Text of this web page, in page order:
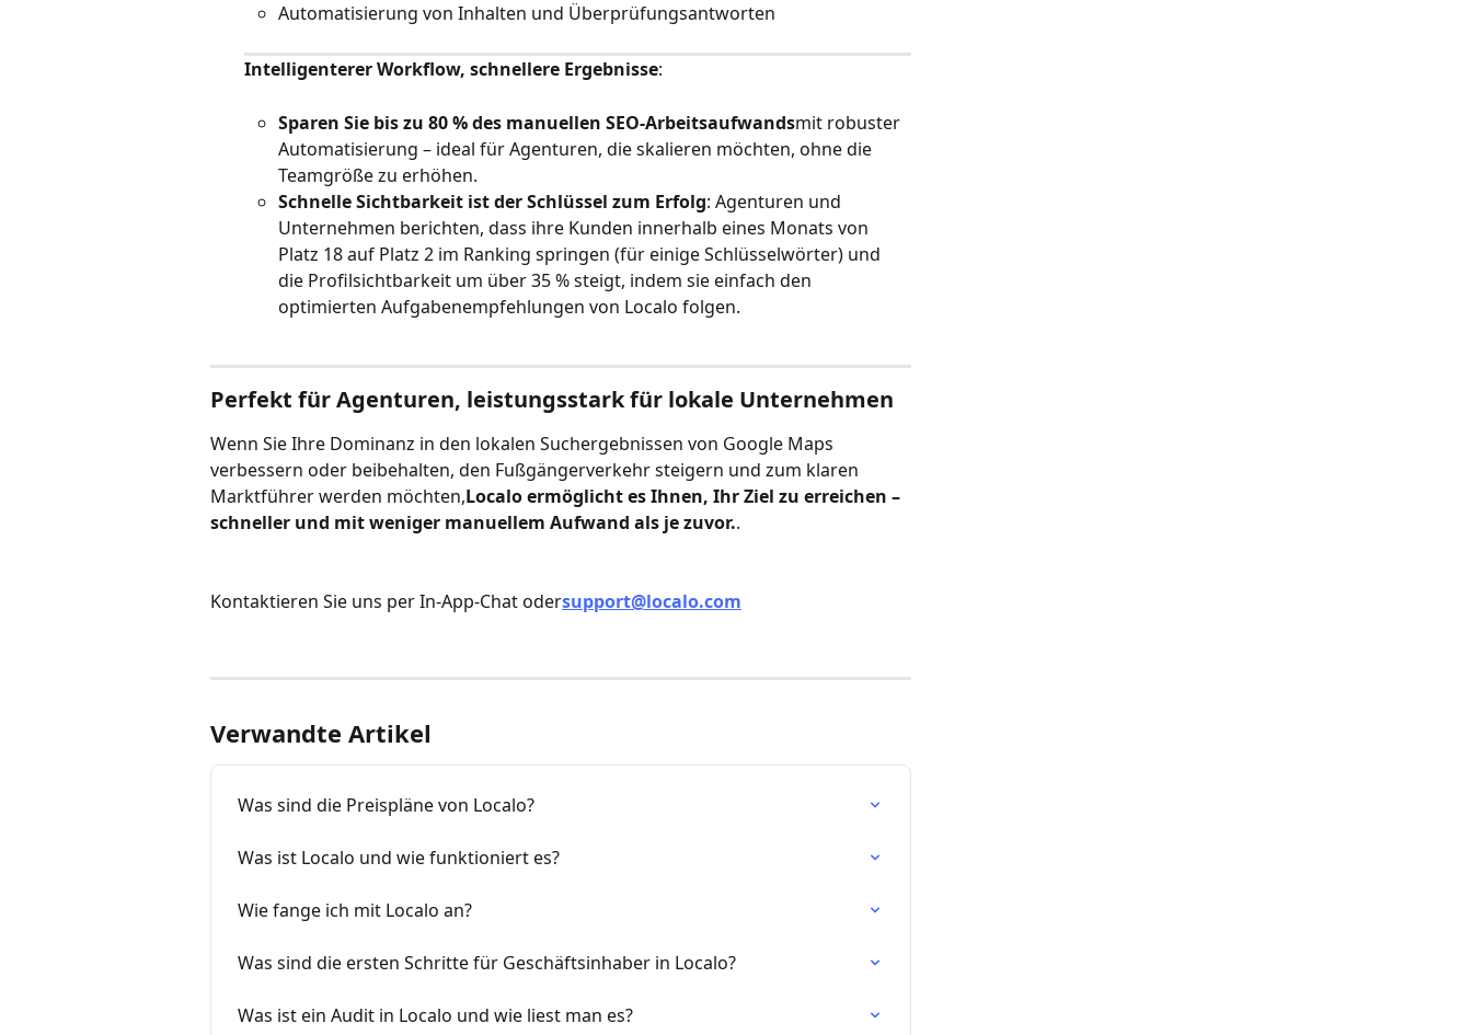
Automatisierung von Inhalten und Überprüfungsantworten
Intelligenterer Workflow, schnellere Ergebnisse:
Sparen Sie bis zu 80 % des manuellen SEO-Arbeitsaufwandsmit robuster
Automatisierung – ideal für Agenturen, die skalieren möchten, ohne die
Teamgröße zu erhöhen.
Schnelle Sichtbarkeit ist der Schlüssel zum Erfolg: Agenturen und
Unternehmen berichten, dass ihre Kunden innerhalb eines Monats von
Platz 18 auf Platz 2 im Ranking springen (für einige Schlüsselwörter) und
die Profilsichtbarkeit um über 35 % steigt, indem sie einfach den
optimierten Aufgabenempfehlungen von Localo folgen.
Perfekt für Agenturen, leistungsstark für lokale Unternehmen
Wenn Sie Ihre Dominanz in den lokalen Suchergebnissen von Google Maps
verbessern oder beibehalten, den Fußgängerverkehr steigern und zum klaren
Marktführer werden möchten,Localo ermöglicht es Ihnen, Ihr Ziel zu erreichen –
schneller und mit weniger manuellem Aufwand als je zuvor..
Kontaktieren Sie uns per In-App-Chat odersupport@localo.com
Verwandte Artikel
Was sind die Preispläne von Localo?
Was ist Localo und wie funktioniert es?
Wie fange ich mit Localo an?
Was sind die ersten Schritte für Geschäftsinhaber in Localo?
Was ist ein Audit in Localo und wie liest man es?